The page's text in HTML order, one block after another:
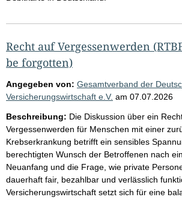
Recht auf Vergessenwerden
be forgotten)
Angegeben von: Gesamtverband der
Versicherungswirtschaft e.V. am 07.07.2026
Beschreibung: Die Diskussion über ein
Vergessenwerden für Menschen mit einer
Krebserkrankung betrifft ein sensibles
berechtigten Wunsch der Betroffenen nach
Neuanfang und die Frage, wie private
dauerhaft fair, bezahlbar und verlässlich
Versicherungswirtschaft setzt sich für eine